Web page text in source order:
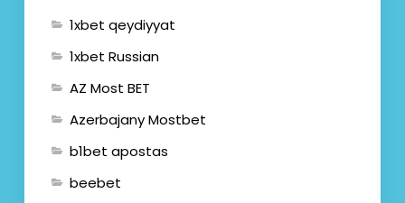
1xbet qeydiyyat
1xbet Russian
AZ Most BET
Azerbajany Mostbet
b1bet apostas
beebet